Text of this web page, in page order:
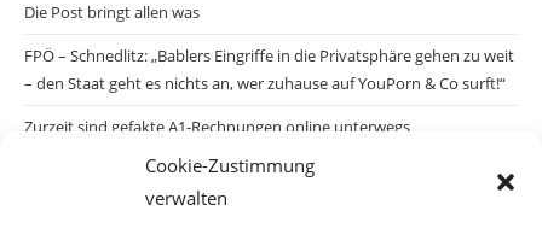
Cookie-Zustimmung
verwalten
Die Post bringt allen was
FPÖ – Schnedlitz: „Bablers Eingriffe in die Privatsphäre gehen zu weit
– den Staat geht es nichts an, wer zuhause auf YouPorn & Co surft!“
Zurzeit sind gefakte A1-Rechnungen online unterwegs
Salzburgs Juden und ihre Sicherheit: „Erst nach einem Anschlag wäre
die Gefahr endlich konkret!“